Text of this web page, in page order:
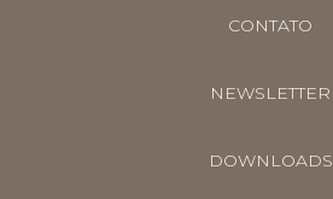
CONTATO
NEWSLETTER
DOWNLOADS